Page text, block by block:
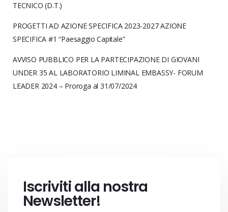
TECNICO (D.T.)
PROGETTI AD AZIONE SPECIFICA 2023-2027 AZIONE
SPECIFICA #1 “Paesaggio Capitale”
AVVISO PUBBLICO PER LA PARTECIPAZIONE DI GIOVANI
UNDER 35 AL LABORATORIO LIMINAL EMBASSY- FORUM
LEADER 2024 – Proroga al 31/07/2024
Iscriviti alla nostra
Newsletter!